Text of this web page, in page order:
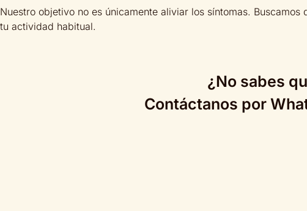
Nuestro objetivo no es únicamente aliviar los síntomas.
tu actividad habitual.
¿No sabes
Contáctanos por